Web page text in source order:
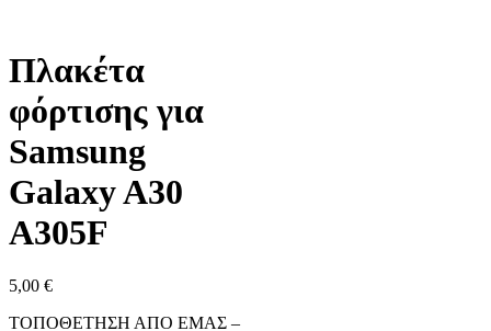
Πλακέτα
φόρτισης για
Samsung
Galaxy A30
A305F
5,00 €
ΤΟΠΟΘΕΤΗΣΗ ΑΠΟ ΕΜΑΣ –